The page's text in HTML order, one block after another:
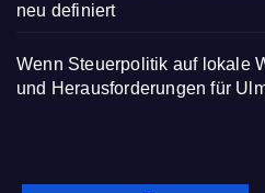
neu definiert
Wenn Steuerpolitik auf lokale
und Herausforderungen für